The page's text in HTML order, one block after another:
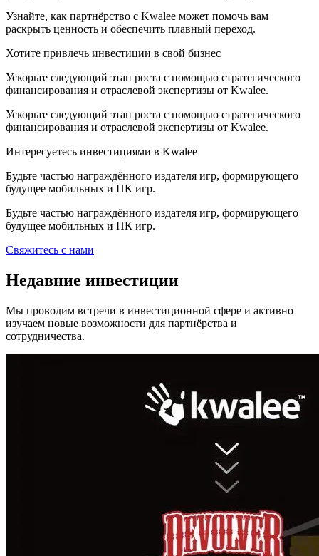
Узнайте, как партнёрство с Kwalee может помочь вам
раскрыть ценность и обеспечить плавный переход.
Хотите привлечь инвестиции в свой бизнес
Ускорьте следующий этап роста с помощью стратегического
финансирования и отраслевой экспертизы от Kwalee.
Ускорьте следующий этап роста с помощью стратегического
финансирования и отраслевой экспертизы от Kwalee.
Интересуетесь инвестициями в Kwalee
Будьте частью награждённого издателя игр, формирующего
будущее мобильных и ПК игр.
Будьте частью награждённого издателя игр, формирующего
будущее мобильных и ПК игр.
Свяжитесь с нами
Недавние инвестиции
Мы проводим встречи в инвестиционной сфере и активно
изучаем новые возможности для партнёрства и
сотрудничества.